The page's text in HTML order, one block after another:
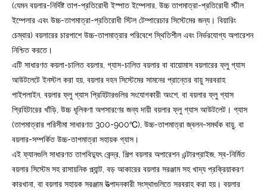
(যেমন বয়লার-নির্দিষ্ট তাপ-প্রতিরোধী ইস্পাত ইম্পেলার, উচ্চ তাপমাত্রা-প্রতিরোধী স্টীল
ইম্পেলার এবং উচ্চ-তাপমাত্রা-প্রতিরোধী স্টিল টেম্পারেচার সিস্টেমের জন্য। বিয়ারিং
চেম্বার) বয়লারের চারপাশে উচ্চ-তাপমাত্রার পরিবেশে স্থিতিশীল এবং নির্ভরযোগ্য অপারেশন
নিশ্চিত করতে।
এটি সাধারণত কয়লা-চালিত বয়লার, গ্যাস-চালিত বয়লার বা বায়োমাস বয়লারের ফ্লু গ্যাস
আউটলেটে ইনস্টল করা হয়, বয়লার দহন সিস্টেমের সামনের প্রান্তের বায়ু সরবরাহ
পাইপলাইন, বয়লার ফ্লু গ্যাস প্রিহিটারগুলির সংযোগকারী অংশে, বা বয়লার ফ্লু গ্যাস
প্রিহিটারের খাঁড়ি, উচ্চ ধূলিকণা অপসারণের জন্য দায়ী বয়লার ফ্লু গ্যাস আউটলেট। গ্যাস
(তাপমাত্রার পরিসীমা সাধারণত 300-900℃), উচ্চ-তাপমাত্রা জ্বলন-সমর্থক বায়ু, বা
বয়লার-সম্পর্কিত উচ্চ-তাপমাত্রা সহায়ক গ্যাস।
এই ফ্যানগুলি সাধারণত তাপবিদ্যুৎ কেন্দ্র, শিল্প বয়লার অপারেশন এন্টারপ্রাইজ, স্ব-নির্মিত
বয়লার সিস্টেম সহ রাসায়নিক প্ল্যান্ট, বড় আকারের বয়লার সরঞ্জাম সহ খাদ্য প্রক্রিয়াকরণ
কারখানা, বা বয়লার সহায়ক সরঞ্জাম উত্পাদনকারী সংস্থাগুলিতে সরবরাহ করা হয়। বয়লার